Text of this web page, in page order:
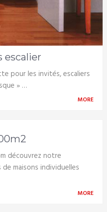
escalier
pour les invités, escaliers
» …
MORE
découvrez notre
maisons individuelles
MORE